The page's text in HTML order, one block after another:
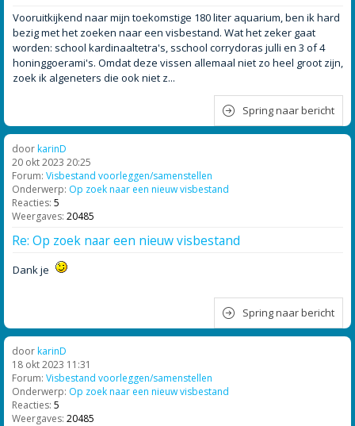
Vooruitkijkend naar mijn toekomstige 180 liter aquarium, ben ik hard
bezig met het zoeken naar een visbestand. Wat het zeker gaat
worden: school kardinaaltetra's, sschool corrydoras julli en 3 of 4
honinggoerami's. Omdat deze vissen allemaal niet zo heel groot zijn,
zoek ik algeneters die ook niet z...
Spring naar bericht
doorkarinD
20 okt 2023 20:25
Forum: Visbestand voorleggen/samenstellen
Onderwerp: Op zoek naar een nieuw visbestand
Reacties: 5
Weergaves: 20485
Re: Op zoek naar een nieuw visbestand
Dank je
Spring naar bericht
doorkarinD
18 okt 2023 11:31
Forum: Visbestand voorleggen/samenstellen
Onderwerp: Op zoek naar een nieuw visbestand
Reacties: 5
Weergaves: 20485